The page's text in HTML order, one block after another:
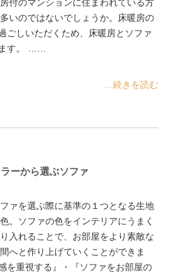
付のマンションに住まわれている方
いのではないでしょうか。床暖房の
ごしいただくため、床暖房とソファ
ます。 ……
...続きを読む
ーから選ぶソファ
ァを選ぶ際に基準の１つとなる生地
。ソファの色をインテリアにうまく
入れることで、お部屋をより素敵な
へと作り上げていくことができま
を重視する』・『ソファをお部屋の